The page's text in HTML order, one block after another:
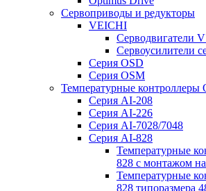
Сервоприводы и редукторы
VEICHI
Серводвигатели
Сервоусилители
Серия OSD
Серия OSM
Температурные контроллеры
Серия AI-208
Серия AI-226
Серия AI-7028/7048
Серия AI-828
Температурные
828 с монтажом
Температурные
828 типоразмера